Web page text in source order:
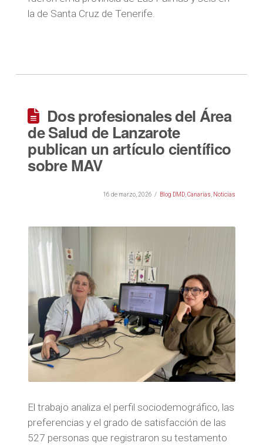
la de Santa Cruz de Tenerife.
Dos profesionales del Área
de Salud de Lanzarote
publican un artículo científico
sobre MAV
16 de marzo, 2026 Blog DMD, Canarias Noticias
El trabajo analiza el perfil sociodemográfico, las
preferencias y el grado de satisfacción de las
527 personas que registraron su testamento